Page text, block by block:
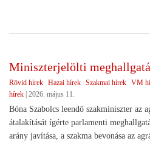
Miniszterjelölti
Rövid hírek Hazai hírek Szakmai hírek VM
hírek | 2026. május 11.
Bóna Szabolcs leendő szakminiszter az
átalakítását ígérte parlamenti
arány javítása, a szakma bevonása az